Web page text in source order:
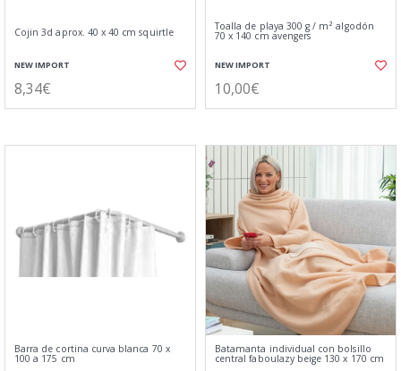
Cojin 3d aprox. 40 x 40 cm squirtle
NEW IMPORT
8,34€
Toalla de playa 300 g / m² algodón
70 x 140 cm avengers
NEW IMPORT
10,00€
Barra de cortina curva blanca 70 x
100 a 175 cm
Batamanta individual con bolsillo
central faboulazy beige 130 x 170 cm